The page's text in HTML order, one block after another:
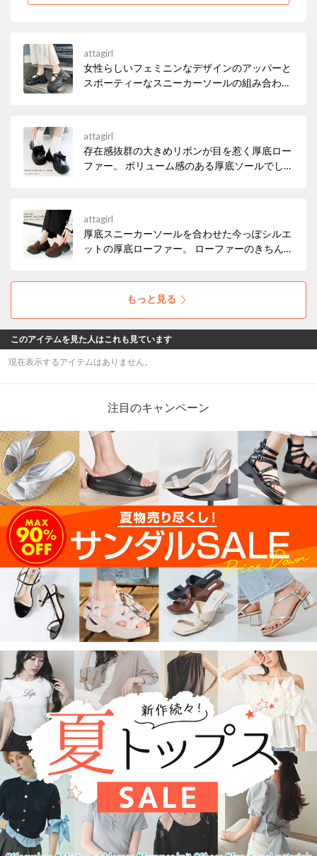
attagirl
女性らしいフェミニンなデザインのアッパーと
スポーティーなスニーカーソールの組み合わせ
attagirl
存在感抜群の大きめリボンが目を惹く厚底ロー
ファー。 ボリューム感のある厚底ソールでしっ
attagirl
厚底スニーカーソールを合わせた今っぽシルエ
ットの厚底ローファー。 ローファーのきちんと
然にスタイルアップしてくれる◎
もっと見る
このアイテムを見た人はこれも見ています
現在表示するアイテムはありません。
注目のキャンペーン